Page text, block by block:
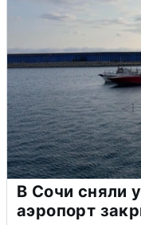
В Сочи сняли
аэропорт